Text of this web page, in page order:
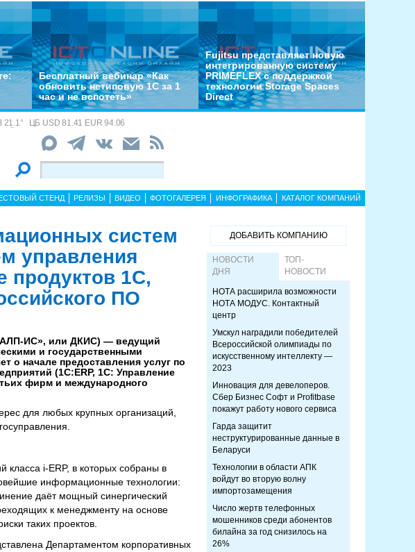
Бесплатный вебинар «Как
обновить нетиповую 1С за 1
час и не вспотеть»
Fujitsu представляет новую
интегрированную систему
PRIMEFLEX с поддержкой
технологии Storage Spaces
Direct
21.1° ЦБ USD 81.41 EUR 94.06
СТЕНД РЕЛИЗЫ ВИДЕО ФОТОГАЛЕРЕЯ ИНФОГРАФИКА КАТАЛОГ КОМПАНИЙ
систем
управления
продуктов 1С,
ПО
ИС», или ДКИС) — ведущий
и государственными
о начале предоставления услуг по
(1С:ERP, 1С: Управление
фирм и международного
для любых крупных организаций,
i-ERP, в которых собраны в
информационные технологии:
даёт мощный синергический
к менеджменту на основе
таких проектов.
Департаментом корпоративных
ДОБАВИТЬ КОМПАНИЮ
НОВОСТИ
ДНЯ
ТОП-
НОВОСТИ
НОТА расширила возможности
НОТА МОДУС. Контактный
центр
Умскул наградили победителей
Всероссийской олимпиады по
искусственному интеллекту —
2023
Инновация для девелоперов.
Сбер Бизнес Софт и Profitbase
покажут работу нового сервиса
Гарда защитит
неструктурированные данные в
Беларуси
Технологии в области АПК
войдут во вторую волну
импортозамещения
Число жертв телефонных
мошенников среди абонентов
билайна за год снизилось на
26%